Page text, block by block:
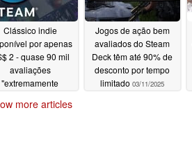
Clássico indie
por apenas
2 - quase 90 mil
avaliações
"extremamente
03/11/2025
Jogos de ação bem
avaliados do Steam
Deck têm até 90% de
desconto por tempo
limitado 03/11/2025
more articles